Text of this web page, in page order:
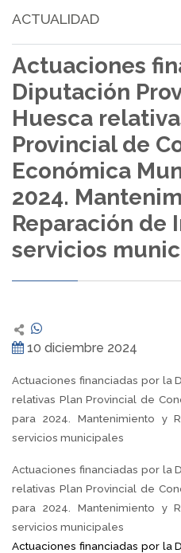
ACTUALIDAD
Actuaciones
Diputación
Huesca
Provincial de
Económica
2024.
Reparación de
servicios
10 diciembre 2024
Actuaciones financiadas por la
relativas Plan Provincial de
para 2024. Mantenimiento y
servicios municipales
Actuaciones financiadas por la
relativas Plan Provincial de
para 2024. Mantenimiento y
servicios municipales
Actuaciones financiadas por la